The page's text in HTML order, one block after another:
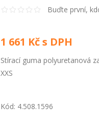
Buďte první,
1 661 Kč s DPH
Stírací guma polyuretanová
XXS
Kód: 4.508.1596